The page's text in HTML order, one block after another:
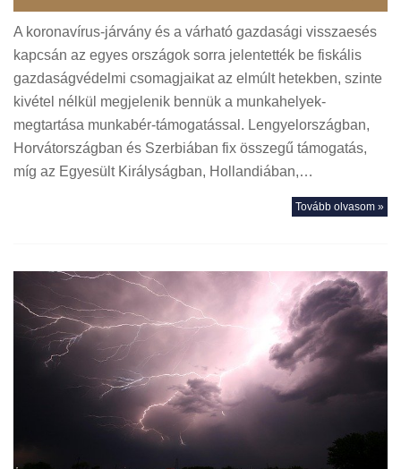
A koronavírus-járvány és a várható gazdasági visszaesés
kapcsán az egyes országok sorra jelentették be fiskális
gazdaságvédelmi csomagjaikat az elmúlt hetekben, szinte
kivétel nélkül megjelenik bennük a munkahelyek-
megtartása munkabér-támogatással. Lengyelországban,
Horvátországban és Szerbiában fix összegű támogatás,
míg az Egyesült Királyságban, Hollandiában,…
Tovább olvasom »